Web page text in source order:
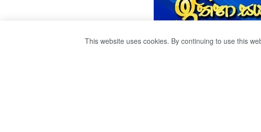
This website uses cookies. By continuing to use this